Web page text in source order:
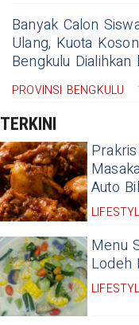
Banyak Calon
Ulang, Kuota
Bengkulu
PROVINSI BENGKULU
TERKINI
Auto
Menu
Lodeh